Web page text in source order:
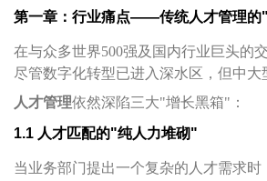
第一章：行业痛点——传统人才管理的
在与众多世界500强及国内行业巨头的
尽管数字化转型已进入深水区，但中大
人才管理依然深陷三大"增长黑箱"：
1.1 人才匹配的"纯人力堆砌"
当业务部门提出一个复杂的人才需求时